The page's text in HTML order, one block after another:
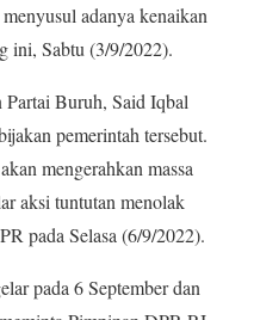
adanya kenaikan
ini, Sabtu (3/9/2022).
Buruh, Said Iqbal
pemerintah tersebut.
mengerahkan massa
aksi tuntutan menolak
pada Selasa (6/9/2022).
pada 6 September dan